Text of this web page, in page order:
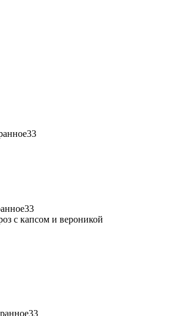
с капсом и вероникой